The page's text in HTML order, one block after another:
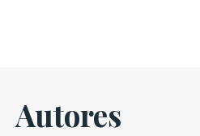
Autores